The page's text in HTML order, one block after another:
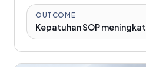
OUTCOME
Kepatuhan SOP meningkat